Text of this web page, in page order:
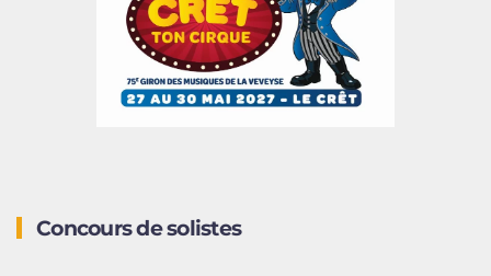
Concours de solistes